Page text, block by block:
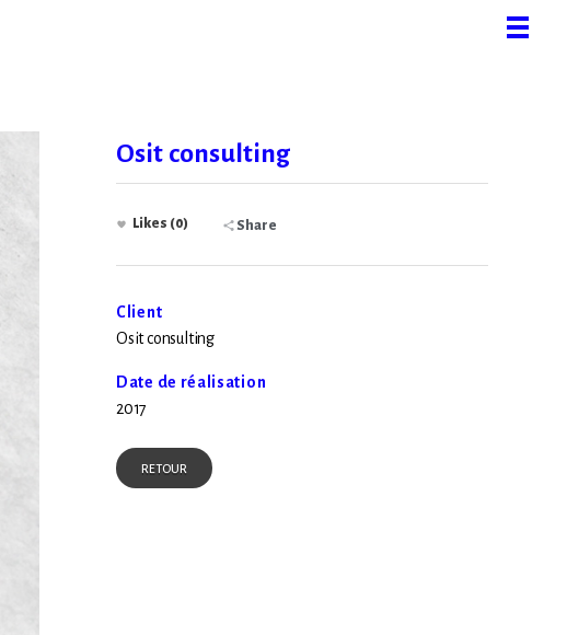
Osit consulting
Likes (0) Share
Client
Osit consulting
Date de réalisation
2017
RETOUR